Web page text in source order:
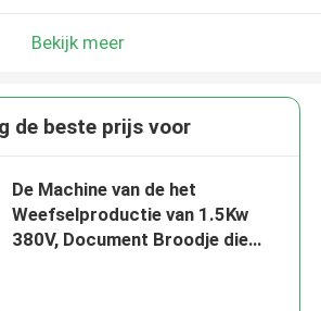
Bekijk meer
de beste prijs voor
De Machine van de het
Weefselproductie van 1.5Kw
380V, Document Broodje die